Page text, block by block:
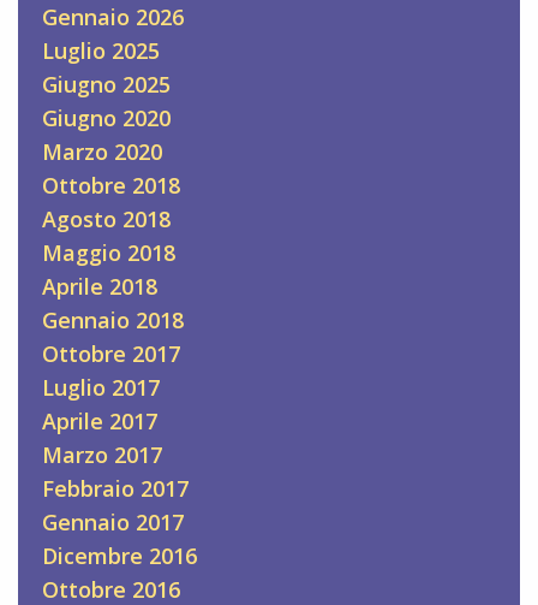
Gennaio 2026
Luglio 2025
Giugno 2025
Giugno 2020
Marzo 2020
Ottobre 2018
Agosto 2018
Maggio 2018
Aprile 2018
Gennaio 2018
Ottobre 2017
Luglio 2017
Aprile 2017
Marzo 2017
Febbraio 2017
Gennaio 2017
Dicembre 2016
Ottobre 2016